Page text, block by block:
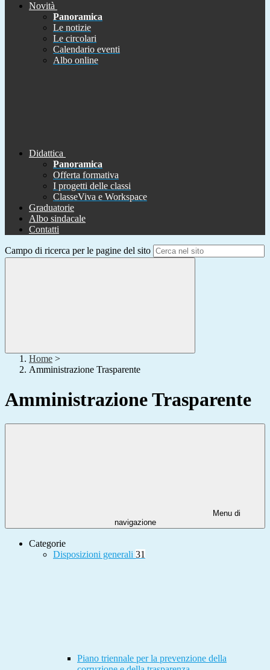
Novità
Panoramica
Le notizie
Le circolari
Calendario eventi
Albo online
Didattica
Panoramica
Offerta formativa
I progetti delle classi
ClasseViva e Workspace
Graduatorie
Albo sindacale
Contatti
Campo di ricerca per le pagine del sito
Home >
Amministrazione Trasparente
Amministrazione Trasparente
Menu di
navigazione
Categorie
Disposizioni generali 31
Piano triennale per la prevenzione della